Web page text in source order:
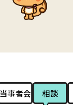
当事者会 相談